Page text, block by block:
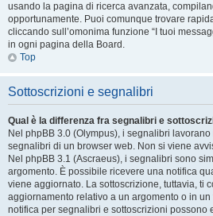
usando la pagina di ricerca avanzata,
opportunamente. Puoi comunque trovare
cliccando sull’omonima funzione “I tuoi
in ogni pagina della Board.
Top
Sottoscrizioni e segnalibri
Qual è la differenza fra segnalibri e
Nel phpBB 3.0 (Olympus), i segnalibri
segnalibri di un browser web. Non si viene
Nel phpBB 3.1 (Ascraeus), i segnalibri sono
argomento. È possibile ricevere una notifica
viene aggiornato. La sottoscrizione, tuttavia, ti
aggiornamento relativo a un argomento o in
notifica per segnalibri e sottoscrizioni possono